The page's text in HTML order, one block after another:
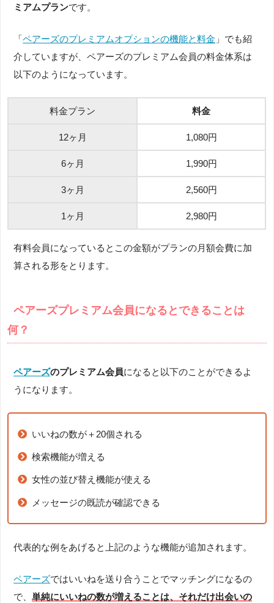
ミアムプランです。
「ペアーズのプレミアムオプションの機能と料金 」でも紹
介していますが、ペアーズのプレミアム会員の料金体系は
以下のようになっています。
料金プラン 料金
12ヶ月 1,080円
6ヶ月 1,990円
3ヶ月 2,560円
1ヶ月 2,980円
有料会員になっているとこの金額がプランの月額会費に加
算される形をとります。
ペアーズプレミアム会員になるとできることは
何？
ペアーズのプレミアム会員になると以下のことができるよ
うになります。
いいねの数が＋20個される
検索機能が増える
女性の並び替え機能が使える
メッセージの既読が確認できる
代表的な例をあげると上記のような機能が追加されます。
ペアーズではいいねを送り合うことでマッチングになるの
で、単純にいいねの数が増えることは、それだけ出会いの